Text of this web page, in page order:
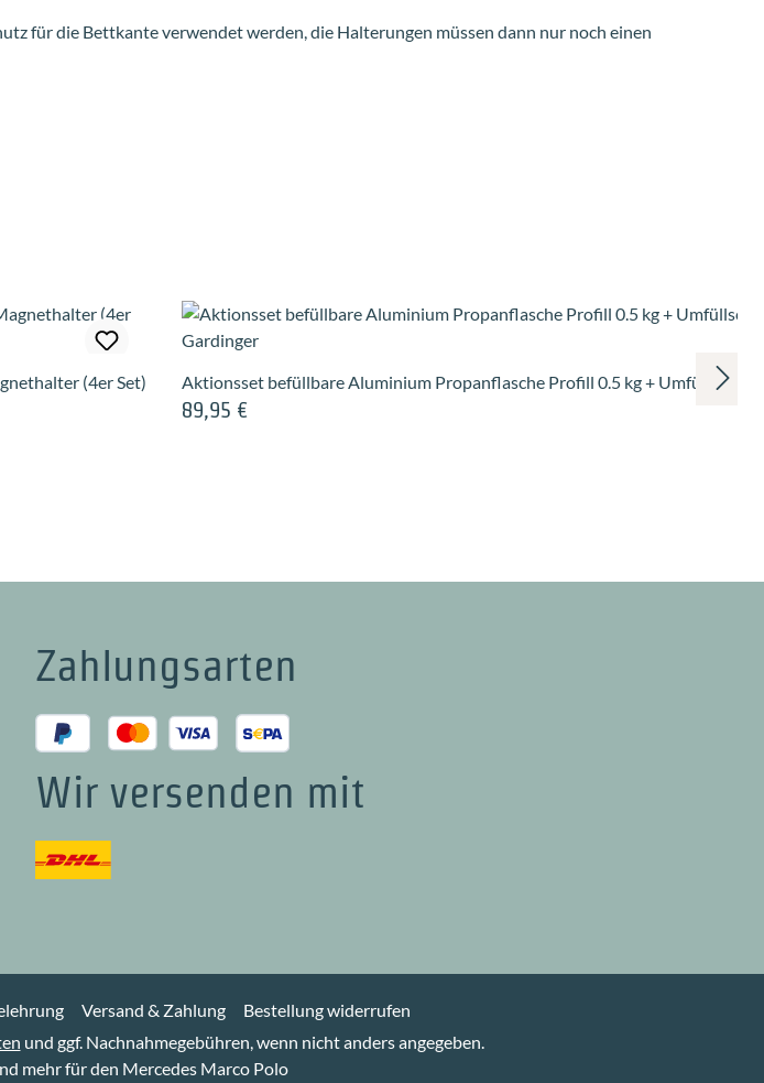
für die Bettkante verwendet werden, die Halterungen müssen dann nur noch einen
(4er Set) Aktionsset befüllbare Aluminium Propanflasche Profill 0.5 kg +
Regulärer Preis:
89,95 €
Zahlungsarten
Wir versenden mit
Versand & Zahlung
Bestellung widerrufen
und ggf. Nachnahmegebühren, wenn nicht anders angegeben.
mehr für den Mercedes Marco Polo